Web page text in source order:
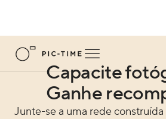
Capacite
Ganhe
Junte-se a uma rede